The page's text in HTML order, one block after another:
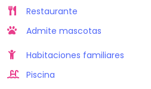
Restaurante
Admite mascotas
Habitaciones familiares
Piscina